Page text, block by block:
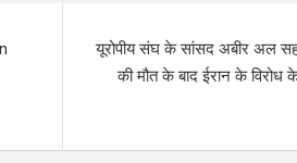
यूरोपीय संघ के सांसद अबीर अल
की मौत के बाद ईरान के